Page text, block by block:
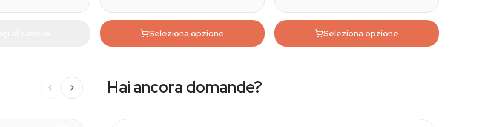
Seleziona opzione Seleziona opzione
Hai ancora domande?